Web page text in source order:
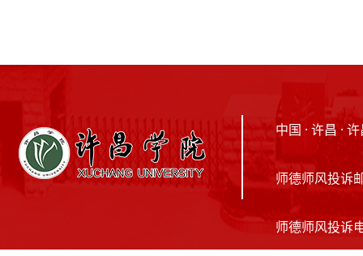
中国 · 许昌 ·
师德师风投诉
师德师风投诉